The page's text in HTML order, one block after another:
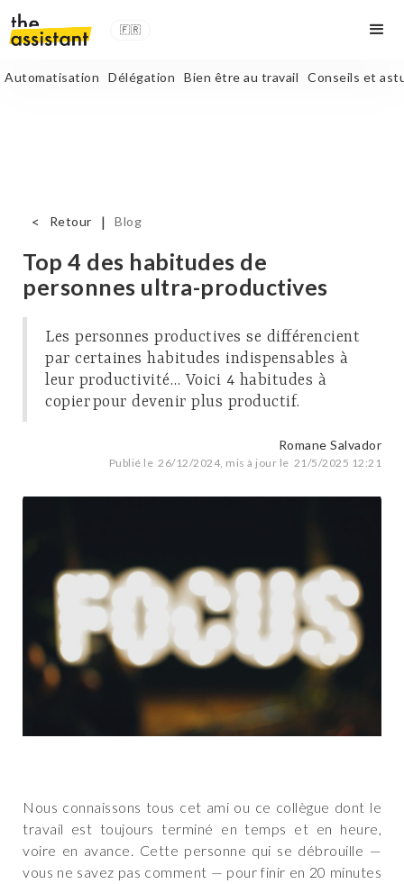
🇫🇷
Automatisation Délégation Bien être au travail Conseils et
< Retour | Blog
Top 4 des habitudes de
personnes ultra-productives
Les personnes productives se différencient
par certaines habitudes indispensables à
leur productivité… Voici 4 habitudes à
copier pour devenir plus productif.
Romane Salvador
Publié le 26/12/2024, mis à jour le 21/5/2025 12:21
Nous connaissons tous cet ami ou ce collègue dont le
travail est toujours terminé en temps et en heure,
voire en avance. Cette personne qui se débrouille —
vous ne savez pas comment — pour finir en 20 minutes